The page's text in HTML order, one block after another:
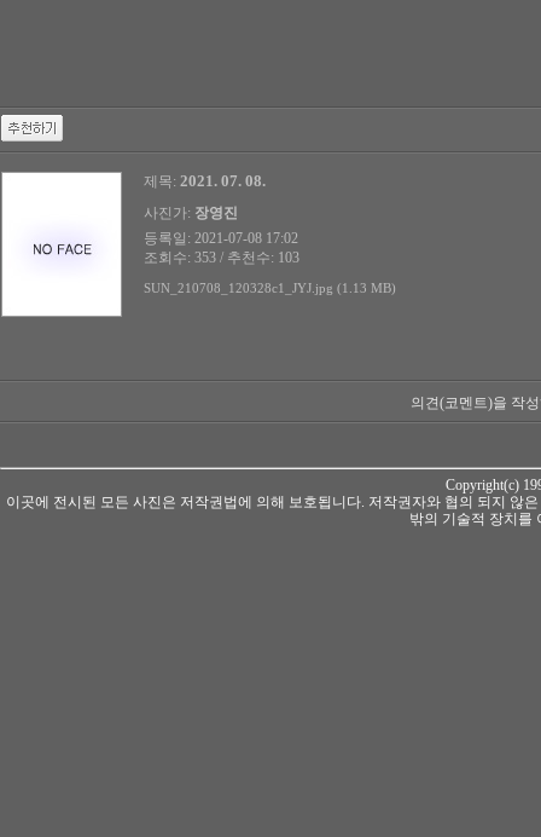
제목: 2021. 07. 08.
사진가: 장영진
등록일: 2021-07-08 17:02
조회수: 353 / 추천수: 103
SUN_210708_120328c1_JYJ.jpg (1.13 MB)
의견(코멘트)을 작
Copyright(c)
이곳에 전시된 모든 사진은 저작권법에 의해 보호됩니다. 저작권자와 협의 되지 않
밖의 기술적 장치를